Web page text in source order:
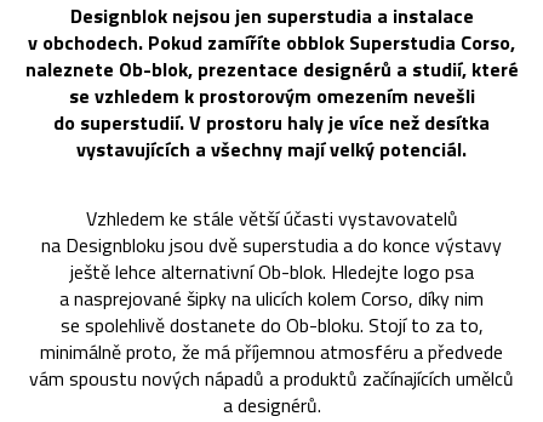
Designblok nejsou jen superstudia a instalace
v obchodech. Pokud zamíříte obblok Superstudia Corso,
naleznete Ob-blok, prezentace designérů a studií, které
se vzhledem k prostorovým omezením nevešli
do superstudií. V prostoru haly je více než desítka
vystavujících a všechny mají velký potenciál.
Vzhledem ke stále větší účasti vystavovatelů
na Designbloku jsou dvě superstudia a do konce výstavy
ještě lehce alternativní Ob-blok. Hledejte logo psa
a nasprejované šipky na ulicích kolem Corso, díky nim
se spolehlivě dostanete do Ob-bloku. Stojí to za to,
minimálně proto, že má příjemnou atmosféru a předvede
vám spoustu nových nápadů a produktů začínajících umělců
a designérů.